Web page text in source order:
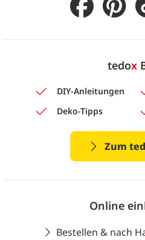
tedox
DIY-Anleitungen
Deko-Tipps
Zum
Online
Bestellen & nach